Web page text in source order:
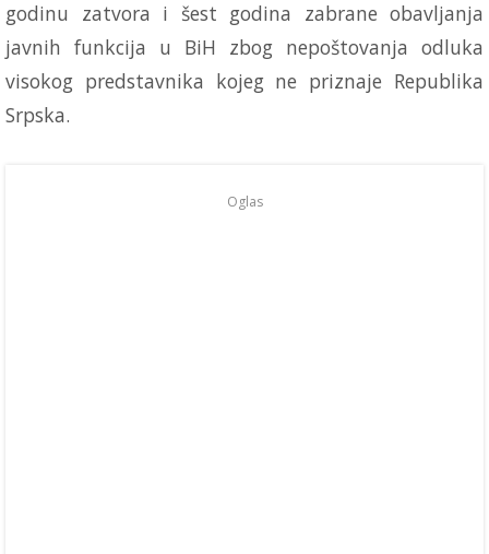
godinu zatvora i šest godina zabrane obavljanja
javnih funkcija u BiH zbog nepoštovanja odluka
visokog predstavnika kojeg ne priznaje Republika
Srpska.
Oglas